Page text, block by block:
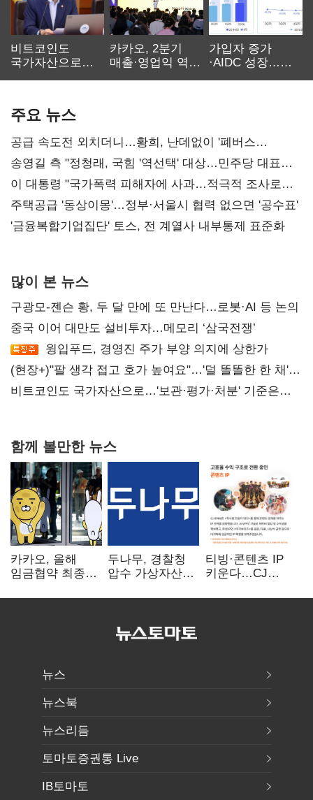
비트코인도
국가자산으로…'
카카오, 2분기
매출·영업익 역대
가입자 증가
·AIDC 성장…
주요 뉴스
공급 속도전 외치더니…황희, 난데없이 '폐버스
리모델링' 제안
송영길 측 "정청래, 국힘 '역선택' 대상…민주당 대표로
총선 지휘 못해"
이 대통령 "국가폭력 피해자에 사과…적극적 조사로
진실 밝혀야"
주택공급 '동상이몽'…정부·서울시 협력 없으면 '공수표'
'금융복합기업집단' 토스, 전 계열사 내부통제 표준화
많이 본 뉴스
구광모-젠슨 황, 두 달 만에 또 만난다…로봇·AI 등 논의
중국 이어 대만도 설비투자…메모리 ‘삼국전쟁’
윙입푸드, 경영진 주가 부양 의지에 상한가
(현장+)"팔 생각 접고 호가 높여요"…'덜 똘똘한 한 채'
20억 키맞추기
비트코인도 국가자산으로…'보관·평가·처분' 기준은
함께 볼만한 뉴스
카카오, 올해
임금협약 최종
인상·격려금
두나무, 경찰청
압수 가상자산
커스터디 사업
티빙·콘텐츠 IP
키운다…CJ
글로벌 확장 가속
뉴스
뉴스북
뉴스리듬
토마토증권통 Live
IB토마토